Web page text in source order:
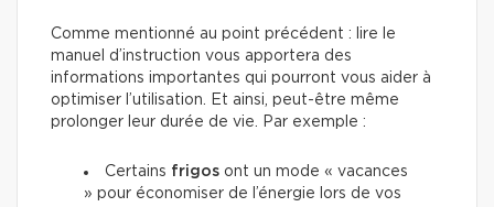
Comme mentionné au point précédent : lire le
manuel d’instruction vous apportera des
informations importantes qui pourront vous aider à
optimiser l’utilisation. Et ainsi, peut-être même
prolonger leur durée de vie. Par exemple :
Certains frigos ont un mode « vacances
» pour économiser de l’énergie lors de vos